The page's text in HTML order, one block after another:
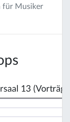
für Musiker
13